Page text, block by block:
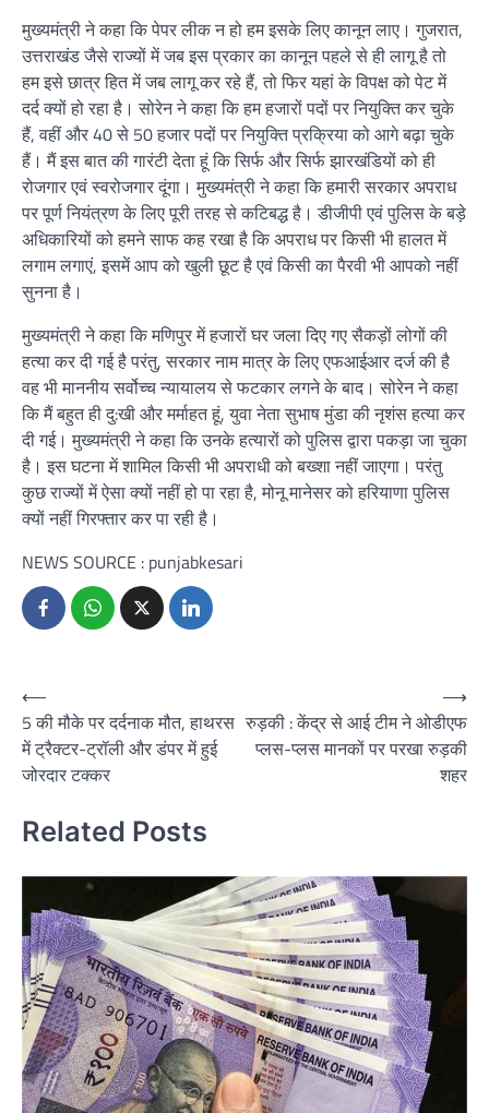
मुख्यमंत्री ने कहा कि पेपर लीक न हो हम इसके लिए कानून लाए। गुजरात,
उत्तराखंड जैसे राज्यों में जब इस प्रकार का कानून पहले से ही लागू है तो
हम इसे छात्र हित में जब लागू कर रहे हैं, तो फिर यहां के विपक्ष को पेट में
दर्द क्यों हो रहा है। सोरेन ने कहा कि हम हजारों पदों पर नियुक्ति कर चुके
हैं, वहीं और 40 से 50 हजार पदों पर नियुक्ति प्रक्रिया को आगे बढ़ा चुके
हैं। मैं इस बात की गारंटी देता हूं कि सिर्फ और सिर्फ झारखंडियों को ही
रोजगार एवं स्वरोजगार दूंगा। मुख्यमंत्री ने कहा कि हमारी सरकार अपराध
पर पूर्ण नियंत्रण के लिए पूरी तरह से कटिबद्ध है। डीजीपी एवं पुलिस के बड़े
अधिकारियों को हमने साफ कह रखा है कि अपराध पर किसी भी हालत में
लगाम लगाएं, इसमें आप को खुली छूट है एवं किसी का पैरवी भी आपको नहीं
सुनना है।
मुख्यमंत्री ने कहा कि मणिपुर में हजारों घर जला दिए गए सैकड़ों लोगों की
हत्या कर दी गई है परंतु, सरकार नाम मात्र के लिए एफआईआर दर्ज की है
वह भी माननीय सर्वोच्च न्यायालय से फटकार लगने के बाद। सोरेन ने कहा
कि मैं बहुत ही दु:खी और मर्माहत हूं, युवा नेता सुभाष मुंडा की नृशंस हत्या कर
दी गई। मुख्यमंत्री ने कहा कि उनके हत्यारों को पुलिस द्वारा पकड़ा जा चुका
है। इस घटना में शामिल किसी भी अपराधी को बख्शा नहीं जाएगा। परंतु
कुछ राज्यों में ऐसा क्यों नहीं हो पा रहा है, मोनू मानेसर को हरियाणा पुलिस
क्यों नहीं गिरफ्तार कर पा रही है।
NEWS SOURCE : punjabkesari
Post
navigation
⟵
5 की मौके पर दर्दनाक मौत, हाथरस
में ट्रैक्टर-ट्रॉली और डंपर में हुई
जोरदार टक्कर
रुड़की : केंद्र से आई टीम ने ओडीएफ
प्लस-प्लस मानकों पर परखा रुड़की
शहर
⟶
Related Posts